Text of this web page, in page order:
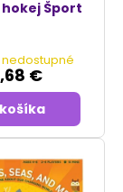
Šport
€